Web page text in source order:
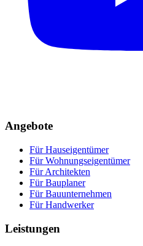
Angebote
Für Hauseigentümer
Für Wohnungseigentümer
Für Architekten
Für Bauplaner
Für Bauunternehmen
Für Handwerker
Leistungen